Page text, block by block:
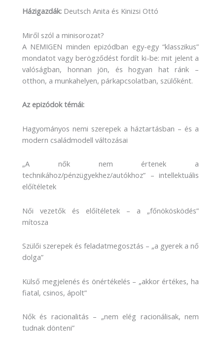
Házigazdák: Deutsch Anita és Kinizsi Ottó
Miről szól a minisorozat?
A NEMIGEN minden epizódban egy-egy “klasszikus”
mondatot vagy berögződést fordít ki-be: mit jelent a
valóságban, honnan jön, és hogyan hat ránk –
otthon, a munkahelyen, párkapcsolatban, szülőként.
Az epizódok témái:
Hagyományos nemi szerepek a háztartásban – és a
modern családmodell változásai
„A nők nem értenek a
technikához/pénzügyekhez/autókhoz” – intellektuális
előítéletek
Női vezetők és előítéletek – a „főnökösködés”
mítosza
Szülői szerepek és feladatmegosztás – „a gyerek a nő
dolga”
Külső megjelenés és önértékelés – „akkor értékes, ha
fiatal, csinos, ápolt”
Nők és racionalitás – „nem elég racionálisak, nem
tudnak dönteni”